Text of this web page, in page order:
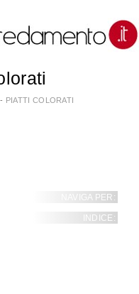
- PIATTI COLORATI
NAVIGA PER:
INDICE: